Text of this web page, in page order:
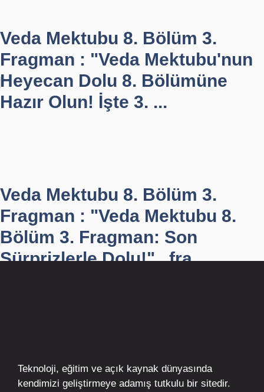
Veda Mektubu 8. Bölüm 3.
Fragman : "Veda Mektubu'nun
Heyecan Dolu 8. Bölümüne
Hazır Olun! İşte 3. ...
Veda Mektubu 8. Bölüm 3.
Fragman : "Veda Mektubu 8.
Bölüm 3. Fragman: Son
Sürprizlerle Dolu!" , fra...
Teknoloji, eğitim ve açık kaynak dünyasında
kendimizi geliştirmeye adamış tutkulu bir sitedir.